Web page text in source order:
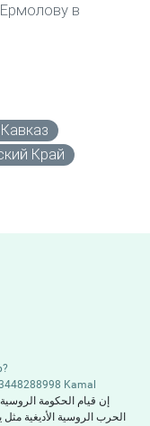
в
Край
Kamal
الحرب الروسية الأديغية